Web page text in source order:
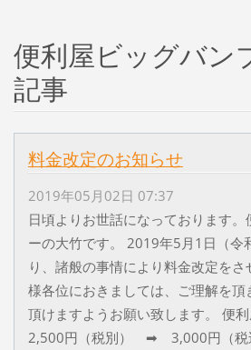
便利屋ビッグバン
記事
料金改定のお知らせ
2019年05月02日 07:37
日頃よりお世話になっております
ーの大竹です。 2019年5月1日（令
り、諸般の事情により料金改定を
様各位におきましては、ご理解を
頂けますようお願い致します。 便
2,500円（税別） ➡ 3,000円（税